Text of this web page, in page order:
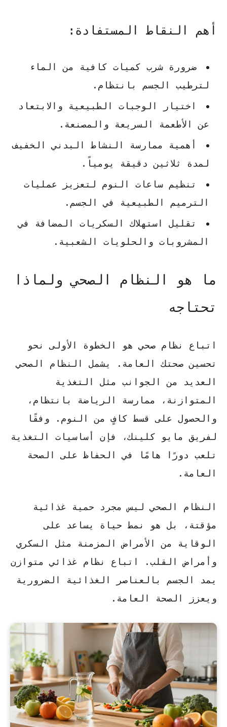
أهم النقاط المستفادة:
ضرورة شرب كميات كافية من الماء
لترطيب الجسم بانتظام.
اختيار الوجبات الطبيعية والابتعاد
عن الأطعمة السريعة والمصنعة.
أهمية ممارسة النشاط البدني الخفيف
لمدة ثلاثين دقيقة يومياً.
تنظيم ساعات النوم لتعزيز عمليات
الترميم الطبيعية في الجسم.
تقليل استهلاك السكريات المضافة في
المشروبات والحلويات الشعبية.
ما هو النظام الصحي ولماذا
تحتاجه
اتباع نظام صحيهو الخطوة الأولى نحو
تحسين صحتك العامة. يشمل النظام الصحي
العديد من الجوانب مثل التغذية
المتوازنة، ممارسة الرياضة بانتظام،
والحصول على قسط كافٍ من النوم. وفقًا
لفريق مايو كلينك، فإن أساسيات التغذية
تلعب دورًا هامًا في الحفاظ على الصحة
العامة.
النظام الصحي ليس مجرد حمية غذائية
مؤقتة، بل هو نمط حياة يساعد على
الوقاية من الأمراض المزمنة مثل السكري
وأمراض القلب.
اتباع نظام غذائي متوازن
يمد الجسم بالعناصر الغذائية الضرورية
ويعزز الصحة العامة.